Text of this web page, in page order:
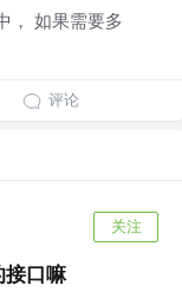
， 如果需要多
评论
关注
口嘛